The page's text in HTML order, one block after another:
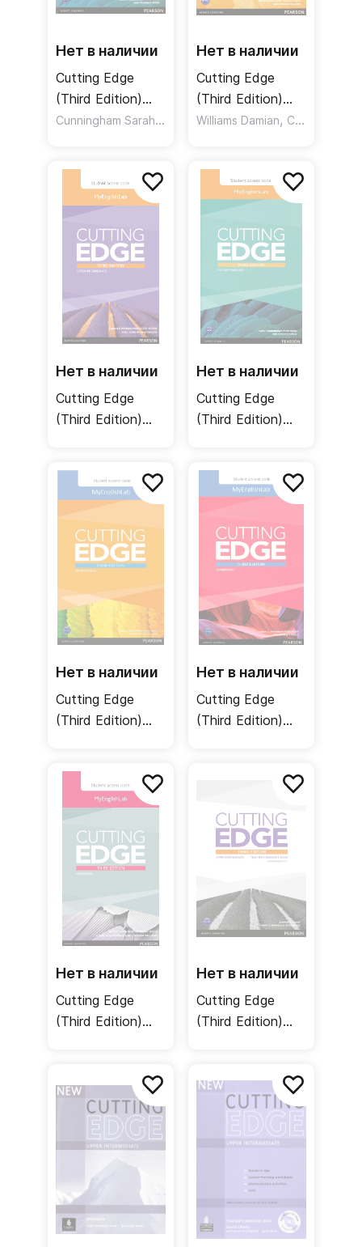
Нет в наличии
Cutting Edge
(Third Edition)
Pre-Intermediate
DVD
Cunningham Sarah
,Moor Peter,Crace Araminta
Нет в наличии
Cutting Edge
(Third Edition)
Intermediate
Рабочая тетрадь
без ответов
Williams Damian, Carr Jane Comyns
Нет в наличии
Cutting Edge
(Third Edition)
MyEnglishLab /
Онлайн-практика
Нет в наличии
Cutting Edge
(Third Edition)
Онлайн-практика
Нет в наличии
Cutting Edge
(Third Edition)
Онлайн-практика
Нет в наличии
Cutting Edge
(Third Edition)
Онлайн-практика
Нет в наличии
Cutting Edge
(Third Edition)
Онлайн-практика
Нет в наличии
Cutting Edge
(Third Edition)
Teacher's
Resource Book +
Resource Disc /
Книга для